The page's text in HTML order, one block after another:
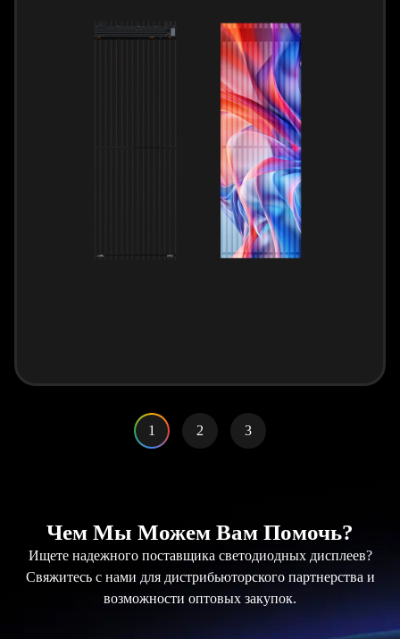
1 2 3
Чем Мы Можем Вам Помочь?
Ищете надежного поставщика светодиодных дисплеев?
Свяжитесь с нами для дистрибьюторского партнерства и
возможности оптовых закупок.